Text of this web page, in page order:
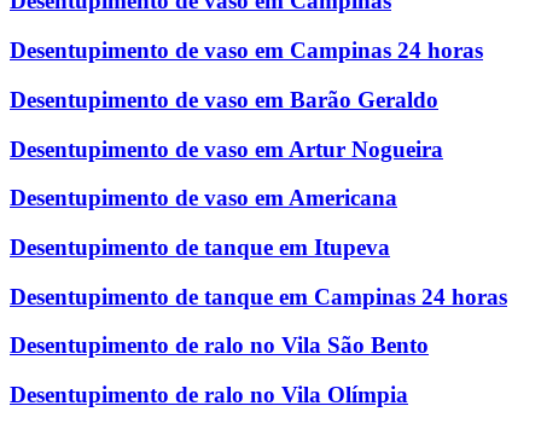
Desentupimento de vaso em Campinas 24 horas
Desentupimento de vaso em Barão Geraldo
Desentupimento de vaso em Artur Nogueira
Desentupimento de vaso em Americana
Desentupimento de tanque em Itupeva
Desentupimento de tanque em Campinas 24 horas
Desentupimento de ralo no Vila São Bento
Desentupimento de ralo no Vila Olímpia